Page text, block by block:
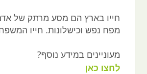
חייו בארץ הם מסע מרתק של אדם
מפח נפש וכישלונות. חייו
מעוניינים במידע נוסף?
לחצו כאן